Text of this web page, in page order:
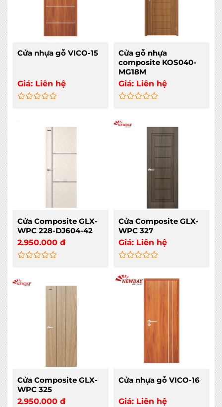
Cửa nhựa gỗ VICO-15
Giá: Liên hệ
Cửa gỗ nhựa
composite KOS040-
MG18M
Giá: Liên hệ
out
Cửa Composite GLX-
WPC 228-DJ604-42
2.950.000 đ
out
Cửa Composite GLX-
WPC 327
Giá: Liên hệ
0
out
Cửa Composite GLX-
WPC 325
2.950.000 đ
Cửa nhựa gỗ VICO-16
Giá: Liên hệ